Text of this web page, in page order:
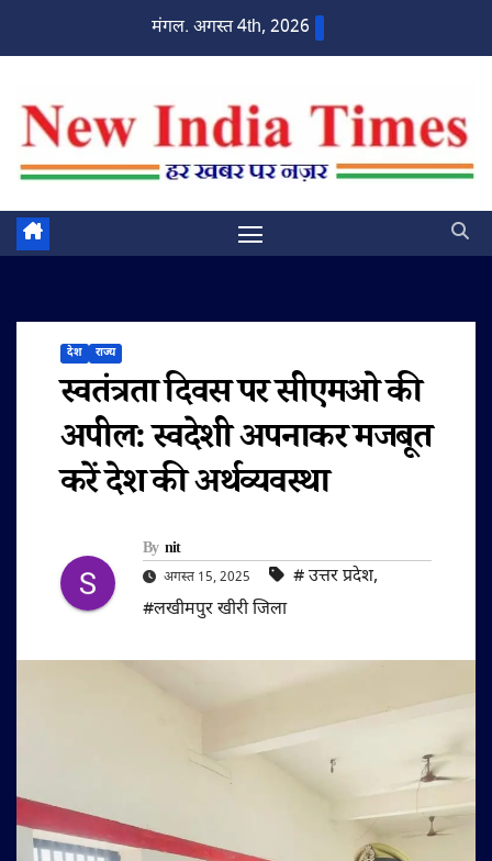
मंगल. अगस्त 4th, 2026
देश राज्य
स्वतंत्रता दिवस पर सीएमओ की
अपील: स्वदेशी अपनाकर मजबूत
करें देश की अर्थव्यवस्था
By nit
अगस्त 15, 2025 #‌ उत्तर प्रदेश,
#लखीमपुर खीरी जिला